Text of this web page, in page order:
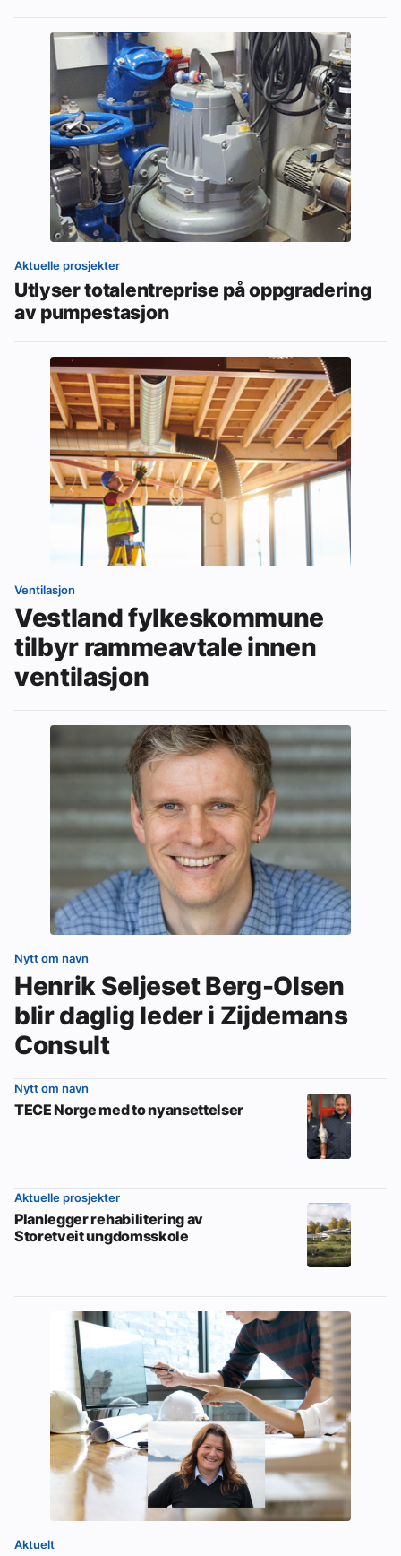
Aktuelle prosjekter
Utlyser totalentreprise på oppgradering
av pumpestasjon
Ventilasjon
Vestland fylkeskommune
tilbyr rammeavtale innen
ventilasjon
Nytt om navn
Henrik Seljeset Berg-Olsen
blir daglig leder i Zijdemans
Consult
Nytt om navn
TECE Norge med to nyansettelser
Aktuelle prosjekter
Planlegger rehabilitering av
Storetveit ungdomsskole
Aktuelt